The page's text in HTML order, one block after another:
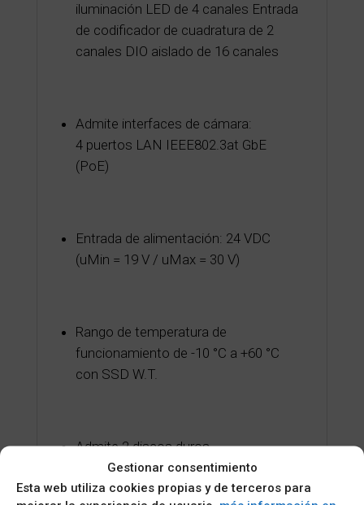
Gestionar consentimiento
Esta web utiliza cookies propias y de terceros para
iluminación LED de 4 canales Entrada
de codificador de cuadratura de 2
canales DIO aislado de 16 canales
Admite interfaces de cámara:
4 puertos LAN IEEE802.3at GbE
(PoE)
Entrada de alimentación: 24 VDC
(uMin = 19 V / uMax = 30 V)
Rango de temperatura de
funcionamiento de -10 °C a +60 °C
con SSD W.T.
Admite 2 discos duros
intercambiables de 2,5"